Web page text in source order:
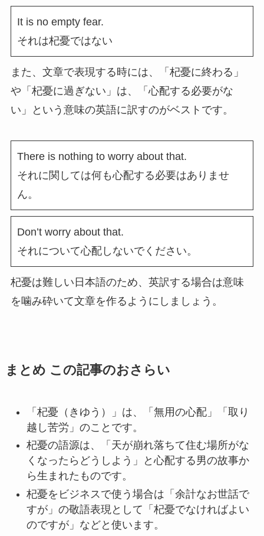
It is no empty fear.
それは杞憂ではない
また、文章で表現する時には、「杞憂に終わる」
や「杞憂に過ぎない」は、「心配する必要がな
い」という意味の英語に訳すのがベストです。
There is nothing to worry about that.
それに関しては何も心配する必要はありませ
ん。
Don’t worry about that.
それについて心配しないでください。
杞憂は難しい日本語のため、英訳する場合は意味
を噛み砕いて文章を作るようにしましょう。
まとめ この記事のおさらい
「杞憂（きゆう）」は、「無用の心配」「取り
越し苦労」のことです。
杞憂の語源は、「天が崩れ落ちて住む場所がな
くなったらどうしよう」と心配する男の故事か
ら生まれたものです。
杞憂をビジネスで使う場合は「余計なお世話で
すが」の敬語表現として「杞憂でなければよい
のですが」などと使います。